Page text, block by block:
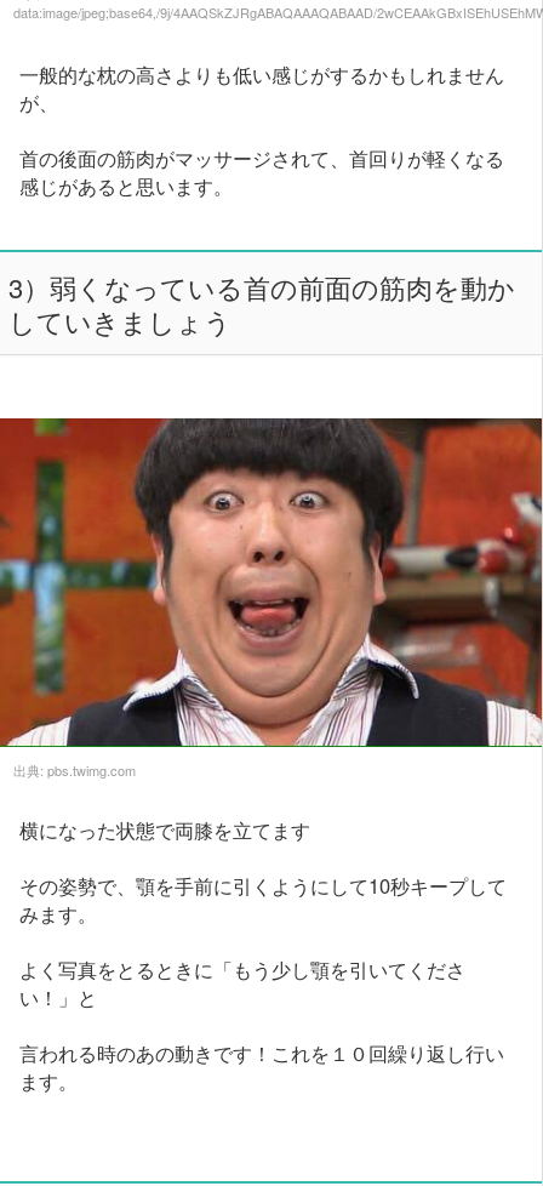
data:image/jpeg;base64,/9j/4AAQSkZJRgABAQAAAQABAAD/
一般的な枕の高さよりも低い感じがするかもしれません
が、
首の後面の筋肉がマッサージされて、首回りが軽くなる
感じがあると思います。
3）弱くなっている首の前面の筋肉を動か
していきましょう
出典: pbs.twimg.com
横になった状態で両膝を立てます
その姿勢で、顎を手前に引くようにして10秒キープして
みます。
よく写真をとるときに「もう少し顎を引いてくださ
い！」と
言われる時のあの動きです！これを１０回繰り返し行い
ます。